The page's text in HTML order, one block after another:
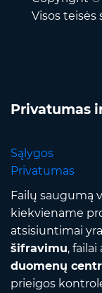
Visos teisės
Privatumas
Sąlygos
Privatumas
Failų saugumą
kiekviename
atsisiuntimai
šifravimu,
duomenų
prieigos